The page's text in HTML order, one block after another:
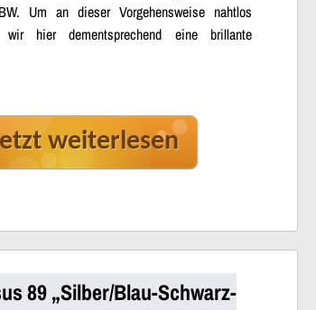
Um an dieser Vorgehensweise nahtlos
wir hier dementsprechend eine brillante
weiterlesen
89 „Silber/Blau-Schwarz-